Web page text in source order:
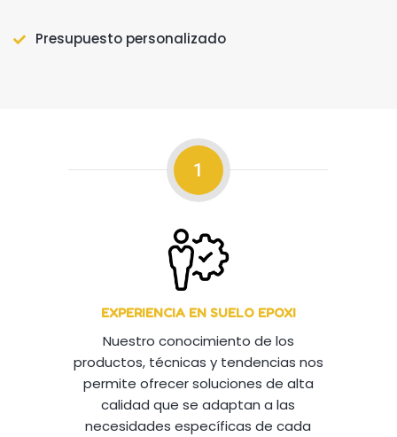
Presupuesto personalizado
1
EXPERIENCIA EN SUELO EPOXI
Nuestro conocimiento de los
productos, técnicas y tendencias nos
permite ofrecer soluciones de alta
calidad que se adaptan a las
necesidades específicas de cada